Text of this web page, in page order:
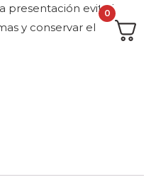
presentación evita la
y conservar el
0